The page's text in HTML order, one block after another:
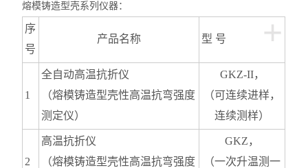
熔模铸造型壳系列仪器：
+
序
号
产品名称 型 号
1
全自动高温抗折仪
（熔模铸造型壳性高温抗弯强度
测定仪）
GKZ-II，
（可连续进样，
连续测样）
2
高温抗折仪
（熔模铸造型壳性高温抗弯强度
GKZ，
（一次升温测一